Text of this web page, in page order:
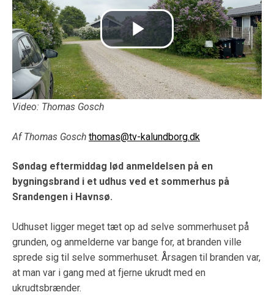
Video: Thomas Gosch
Af Thomas Gosch thomas@tv-kalundborg.dk
Søndag eftermiddag lød anmeldelsen på en
bygningsbrand i et udhus ved et sommerhus på
Srandengen i Havnsø.
Udhuset ligger meget tæt op ad selve sommerhuset på
grunden, og anmelderne var bange for, at branden ville
sprede sig til selve sommerhuset. Årsagen til branden var,
at man var i gang med at fjerne ukrudt med en
ukrudtsbrænder.